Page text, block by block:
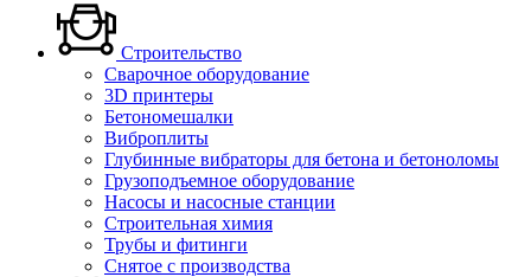
Строительство
Сварочное оборудование
3D принтеры
Бетономешалки
Виброплиты
Глубинные вибраторы для бетона и бетоноломы
Грузоподъемное оборудование
Насосы и насосные станции
Строительная химия
Трубы и фитинги
Снятое с производства